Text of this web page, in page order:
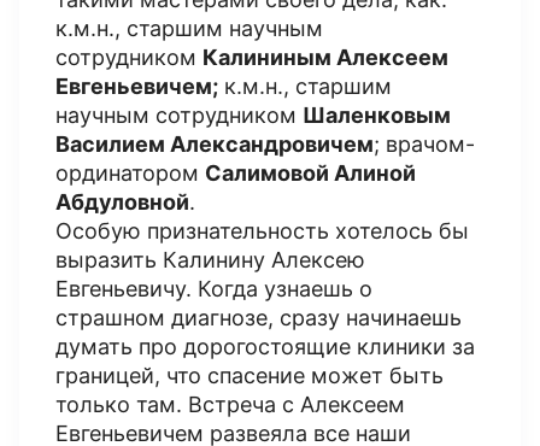
к.м.н., старшим научным
сотрудником Калининым Алексеем
Евгеньевичем; к.м.н., старшим
научным сотрудником Шаленковым
Василием Александровичем; врачом-
ординатором Салимовой Алиной
Абдуловной.
Особую признательность хотелось бы
выразить Калинину Алексею
Евгеньевичу. Когда узнаешь о
страшном диагнозе, сразу начинаешь
думать про дорогостоящие клиники за
границей, что спасение может быть
только там. Встреча с Алексеем
Евгеньевичем развеяла все наши